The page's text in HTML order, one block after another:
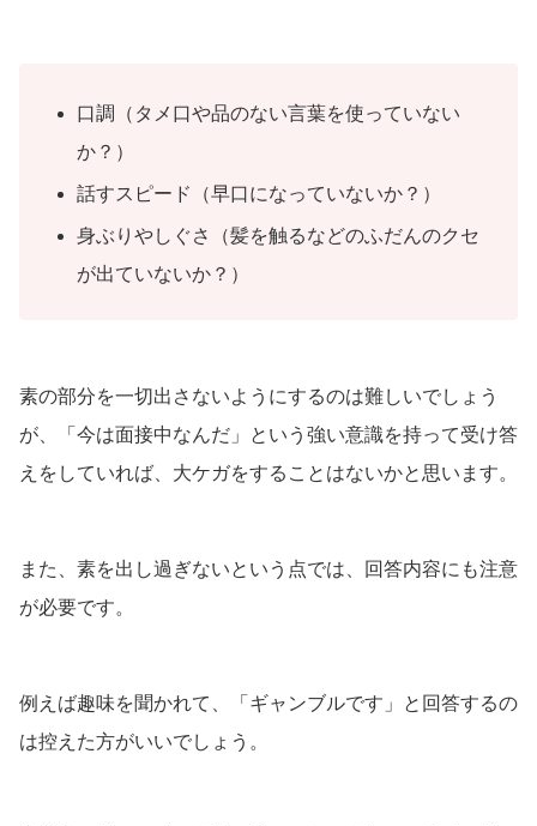
口調（タメ口や品のない言葉を使っていない
か？）
話すスピード（早口になっていないか？）
身ぶりやしぐさ（髪を触るなどのふだんのクセ
が出ていないか？）
素の部分を一切出さないようにするのは難しいでしょう
が、「今は面接中なんだ」という強い意識を持って受け答
えをしていれば、大ケガをすることはないかと思います。
また、素を出し過ぎないという点では、回答内容にも注意
が必要です。
例えば趣味を聞かれて、「ギャンブルです」と回答するの
は控えた方がいいでしょう。